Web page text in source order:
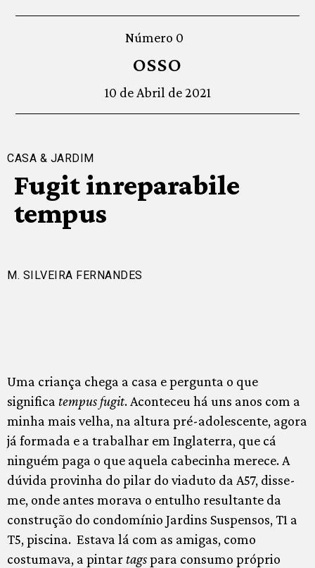
Número 0
OSSO
10 de Abril de 2021
CASA & JARDIM
Fugit inreparabile
tempus
M. SILVEIRA FERNANDES
Uma criança chega a casa e pergunta o que
significa tempus fugit. Aconteceu há uns anos com a
minha mais velha, na altura pré-adolescente, agora
já formada e a trabalhar em Inglaterra, que cá
ninguém paga o que aquela cabecinha merece. A
dúvida provinha do pilar do viaduto da A57, disse-
me, onde antes morava o entulho resultante da
construção do condomínio Jardins Suspensos, T1 a
T5, piscina. Estava lá com as amigas, como
costumava, a pintar tagspara consumo próprio